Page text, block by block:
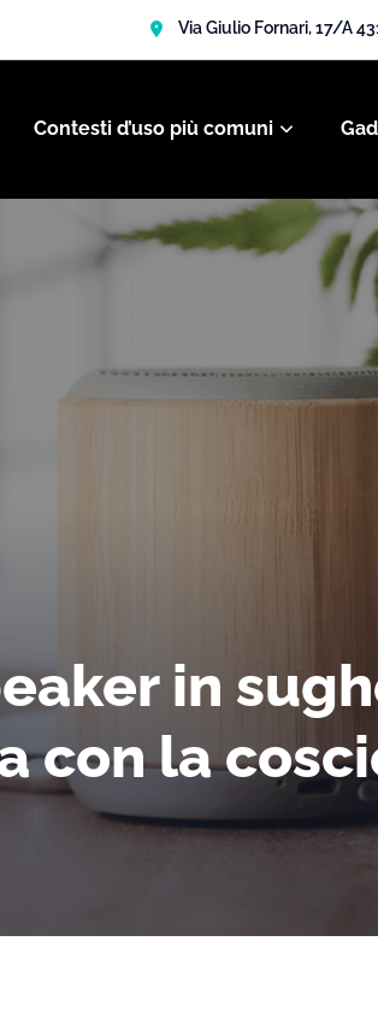
Via Giulio Fornari, 17/A
Contesti d’uso più comuni
in
con la